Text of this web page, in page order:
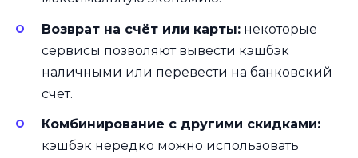
Возврат на счёт или карты: некоторые
сервисы позволяют вывести кэшбэк
наличными или перевести на банковский
счёт.
Комбинирование с другими скидками:
кэшбэк нередко можно использовать